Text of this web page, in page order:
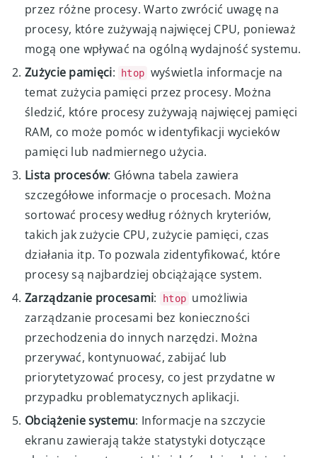
przez różne procesy. Warto zwrócić uwagę na
procesy, które zużywają najwięcej CPU, ponieważ
mogą one wpływać na ogólną wydajność systemu.
Zużycie pamięci: htop wyświetla informacje na
temat zużycia pamięci przez procesy. Można
śledzić, które procesy zużywają najwięcej pamięci
RAM, co może pomóc w identyfikacji wycieków
pamięci lub nadmiernego użycia.
Lista procesów: Główna tabela zawiera
szczegółowe informacje o procesach. Można
sortować procesy według różnych kryteriów,
takich jak zużycie CPU, zużycie pamięci, czas
działania itp. To pozwala zidentyfikować, które
procesy są najbardziej obciążające system.
Zarządzanie procesami: htop umożliwia
zarządzanie procesami bez konieczności
przechodzenia do innych narzędzi. Można
przerywać, kontynuować, zabijać lub
priorytetyzować procesy, co jest przydatne w
przypadku problematycznych aplikacji.
Obciążenie systemu: Informacje na szczycie
ekranu zawierają także statystyki dotyczące